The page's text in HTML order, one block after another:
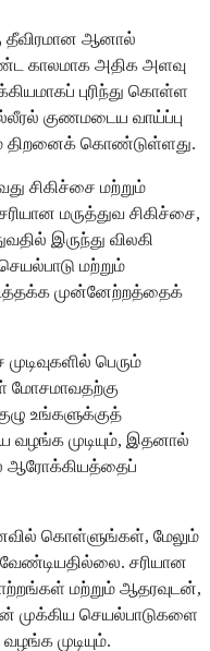
தீவிரமான ஆனால்
காலமாக அதிக அளவு
புரிந்து கொள்ள
குணமடைய வாய்ப்பு
திறனைக் கொண்டுள்ளது.
சிகிச்சை மற்றும்
மருத்துவ சிகிச்சை,
இருந்து விலகி
மற்றும்
முன்னேற்றத்தைக்
பெரும்
மோசமாவதற்கு
உங்களுக்குத்
வழங்க முடியும், இதனால்
ஆரோக்கியத்தைப்
கொள்ளுங்கள், மேலும்
சரியான
மற்றும் ஆதரவுடன்,
முக்கிய செயல்பாடுகளை
முடியும்.